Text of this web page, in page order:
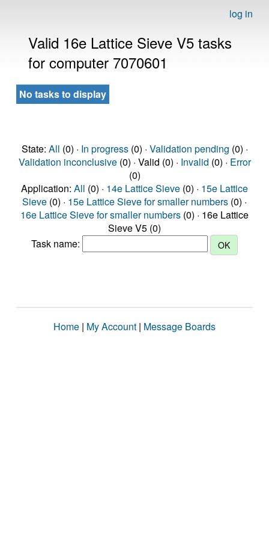
log in
Valid 16e Lattice Sieve V5 tasks
for computer 7070601
No tasks to display
State: All (0) · In progress(0) · Validation pending (0) ·
Validation inconclusive(0) · Valid (0) · Invalid (0) · Error
(0)
Application: All (0) · 14e Lattice Sieve (0) · 15e Lattice
Sieve (0) · 15e Lattice Sieve for smaller numbers (0) ·
16e Lattice Sieve for smaller numbers (0) · 16e Lattice
Sieve V5 (0)
Task name:
Home | My Account | Message Boards